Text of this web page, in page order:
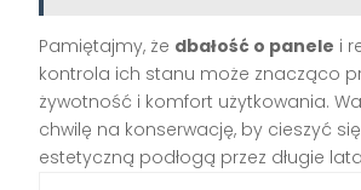
Pamiętajmy, że dbałość o panele i
kontrola ich stanu może znacząco
żywotność i komfort użytkowania.
chwilę na konserwację, by cieszyć
estetyczną podłogą przez długie